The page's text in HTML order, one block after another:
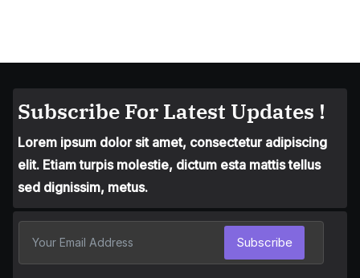
Subscribe For Latest Updates !
Lorem ipsum dolor sit amet, consectetur adipiscing
elit. Etiam turpis molestie, dictum esta mattis tellus
sed dignissim, metus.
Subscribe